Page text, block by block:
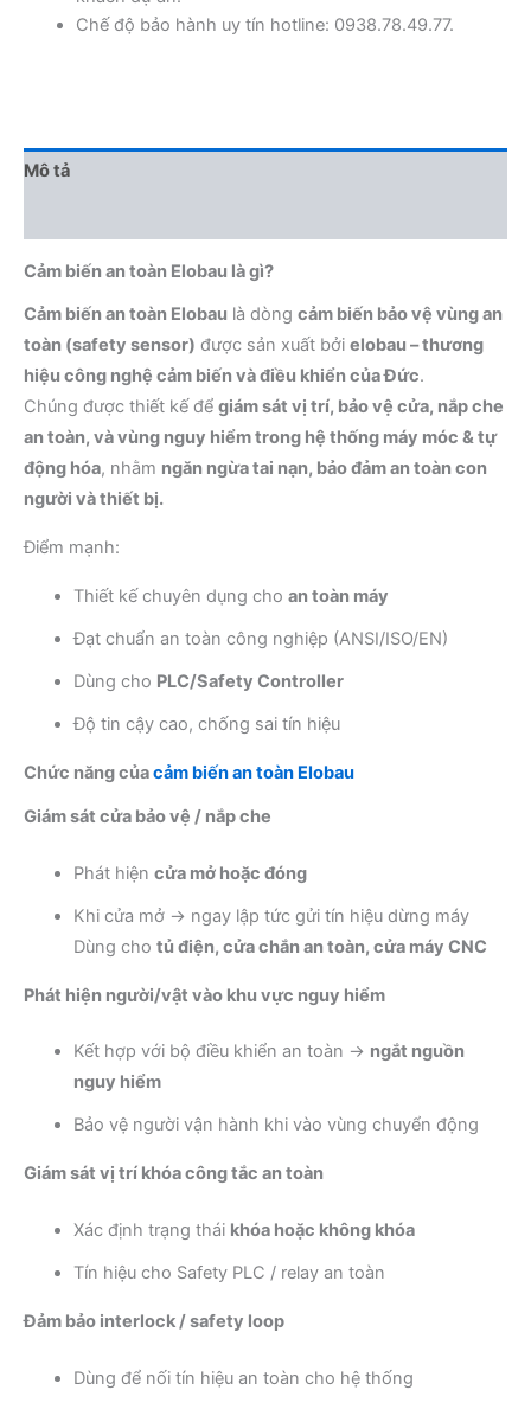
Chế độ bảo hành uy tín hotline: 0938.78.49.77.
Mô tả
Cảm biến an toàn Elobau là gì?
Cảm biến an toàn Elobau là dòng cảm biến bảo vệ vùng an
toàn (safety sensor) được sản xuất bởi elobau – thương
hiệu công nghệ cảm biến và điều khiển của Đức.
Chúng được thiết kế để giám sát vị trí, bảo vệ cửa, nắp che
an toàn, và vùng nguy hiểm trong hệ thống máy móc & tự
động hóa, nhằm ngăn ngừa tai nạn, bảo đảm an toàn con
người và thiết bị.
Điểm mạnh:
Thiết kế chuyên dụng cho an toàn máy
Đạt chuẩn an toàn công nghiệp (ANSI/ISO/EN)
Dùng cho PLC/Safety Controller
Độ tin cậy cao, chống sai tín hiệu
Chức năng củacảm biến an toàn Elobau
Giám sát cửa bảo vệ / nắp che
Phát hiện cửa mở hoặc đóng
Khi cửa mở → ngay lập tức gửi tín hiệu dừng máy
Dùng cho tủ điện, cửa chắn an toàn, cửa máy CNC
Phát hiện người/vật vào khu vực nguy hiểm
Kết hợp với bộ điều khiển an toàn → ngắt nguồn
nguy hiểm
Bảo vệ người vận hành khi vào vùng chuyển động
Giám sát vị trí khóa công tắc an toàn
Xác định trạng thái khóa hoặc không khóa
Tín hiệu cho Safety PLC / relay an toàn
Đảm bảo interlock / safety loop
Dùng để nối tín hiệu an toàn cho hệ thống